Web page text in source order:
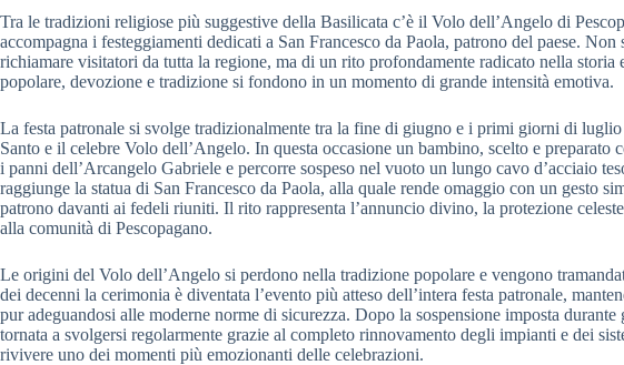
Tra le tradizioni religiose più suggestive della Basilicata c’è il Volo dell’Angelo di
accompagna i festeggiamenti dedicati a San Francesco da Paola, patrono del paese.
richiamare visitatori da tutta la regione, ma di un rito profondamente radicato nella storia
popolare, devozione e tradizione si fondono in un momento di grande intensità emotiva.
La festa patronale si svolge tradizionalmente tra la fine di giugno e i primi giorni di
Santo e il celebre Volo dell’Angelo. In questa occasione un bambino, scelto e preparato
i panni dell’Arcangelo Gabriele e percorre sospeso nel vuoto un lungo cavo d’acciaio
raggiunge la statua di San Francesco da Paola, alla quale rende omaggio con un gesto
patrono davanti ai fedeli riuniti. Il rito rappresenta l’annuncio divino, la protezione
alla comunità di Pescopagano.
Le origini del Volo dell’Angelo si perdono nella tradizione popolare e vengono
dei decenni la cerimonia è diventata l’evento più atteso dell’intera festa patronale,
pur adeguandosi alle moderne norme di sicurezza. Dopo la sospensione imposta
tornata a svolgersi regolarmente grazie al completo rinnovamento degli impianti e dei
rivivere uno dei momenti più emozionanti delle celebrazioni.